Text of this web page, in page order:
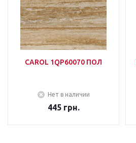
CAROL 1QP60070 ПОЛ
Нет в наличии
445грн.